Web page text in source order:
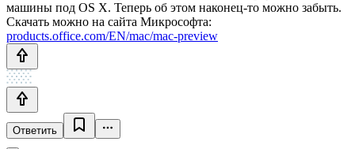
машины под OS X. Теперь об этом наконец-то можно забыть.
Скачать можно на сайта Микрософта:
products.office.com/EN/mac/mac-preview
Ответить